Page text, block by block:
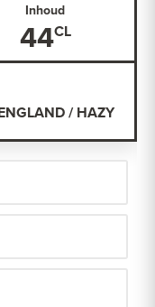
Inhoud
44
/ HAZY